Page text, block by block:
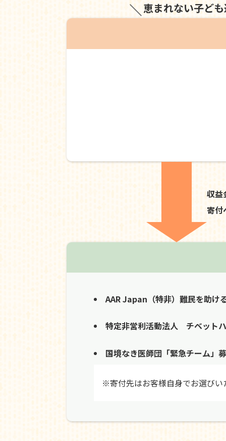
恵まれない子ど
収益
寄付
AAR Japan（特非）難民を助け
特定非営利活動法人 チベット
国境なき医師団「緊急チーム」
※寄付先はお客様自身でお選びい